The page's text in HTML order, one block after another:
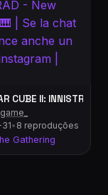
!tier !deck
CUBE II:
• 8 reproduções
Gathering